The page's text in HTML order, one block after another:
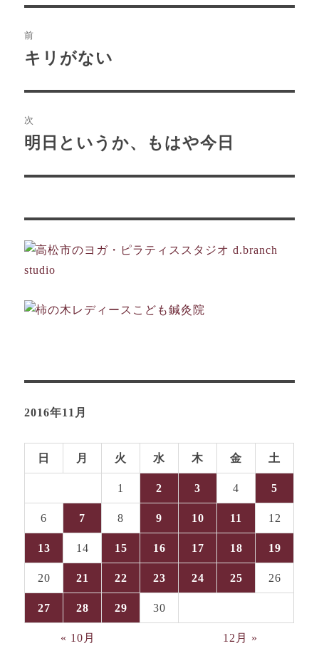
稿
ビ
ゲ
ー
ン
前
前
投
稿:
キリがない
次
次
投
明日というか、もはや今日
2016年11月
日 月 火 水 木 金 土
1 2 3 4 5
6 7 8 9 10 11 12
13 14 15 16 17 18 19
20 21 22 23 24 25 26
27 28 29 30
« 10月 12月 »